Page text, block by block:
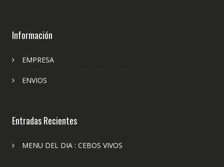
Información
EMPRESA
ENVIOS
Entradas Recientes
MENU DEL DIA : CEBOS VIVOS